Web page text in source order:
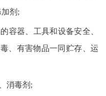
剂;
容器、工具和设备安全、
、有害物品一同贮存、运
消毒剂;